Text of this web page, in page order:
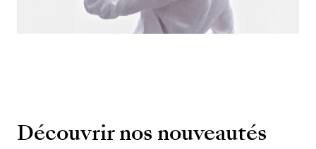
Découvrir nos nouveautés